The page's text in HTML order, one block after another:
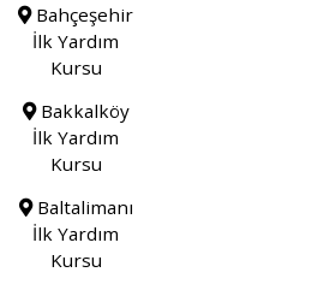
Bahçeşehir
İlk Yardım
Kursu
Bakkalköy
İlk Yardım
Kursu
Baltalimanı
İlk Yardım
Kursu